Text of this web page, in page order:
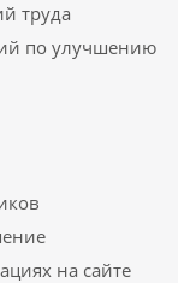
труда
по улучшению
на сайте